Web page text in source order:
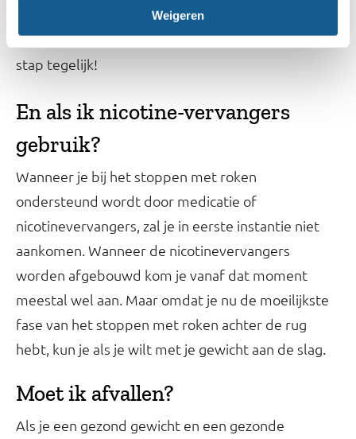
Weigeren
Pas als je 3 maanden gestopt bent met roken, is
het tijd om met je gewicht aan de slag te gaan. 1
stap tegelijk!
En als ik nicotine-vervangers
gebruik?
Wanneer je bij het stoppen met roken
ondersteund wordt door medicatie of
nicotinevervangers, zal je in eerste instantie niet
aankomen. Wanneer de nicotinevervangers
worden afgebouwd kom je vanaf dat moment
meestal wel aan. Maar omdat je nu de moeilijkste
fase van het stoppen met roken achter de rug
hebt, kun je als je wilt met je gewicht aan de slag.
Moet ik afvallen?
Als je een gezond gewicht en een gezonde